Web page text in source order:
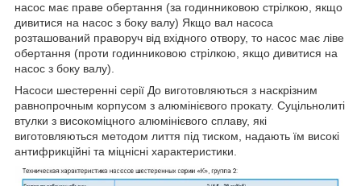
насос має праве обертання (за годинниковою стрілкою, якщо
дивитися на насос з боку валу) Якщо вал насоса
розташований праворуч від вхідного отвору, то насос має ліве
обертання (проти годинниковою стрілкою, якщо дивитися на
насос з боку валу).
Насоси шестеренні серії До виготовляються з наскрізним
равнопрочным корпусом з алюмінієвого прокату. Суцільнолиті
втулки з високоміцного алюмінієвого сплаву, які
виготовляються методом лиття під тиском, надають їм високі
антифрикційні та міцнісні характеристики.